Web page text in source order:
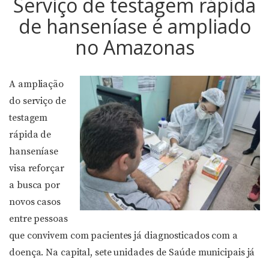
de hanseníase é ampliado
no Amazonas
A ampliação
do serviço de
testagem
rápida de
hanseníase
visa reforçar
a busca por
novos casos
entre pessoas
que convivem com pacientes já diagnosticados com a
doença. Na capital, sete unidades de Saúde municipais já